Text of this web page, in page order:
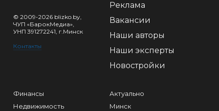
© 2009-2026 blizko.by,
ЧУП «БарокМедиа»,
УНП 391272241, г.Минск
Контакты
Реклама
Вакансии
Наши авторы
Наши эксперты
Новостройки
Финансы
Недвижимость
Актуально
Минск